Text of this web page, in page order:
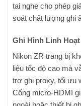
tai nghe cho phép
soát chất lượng ghi
Ghi Hình Linh
Nikon ZR trang bị
liệu tốc độ cao mà
trợ ghi proxy, tối ưu
Cổng micro-HDMI